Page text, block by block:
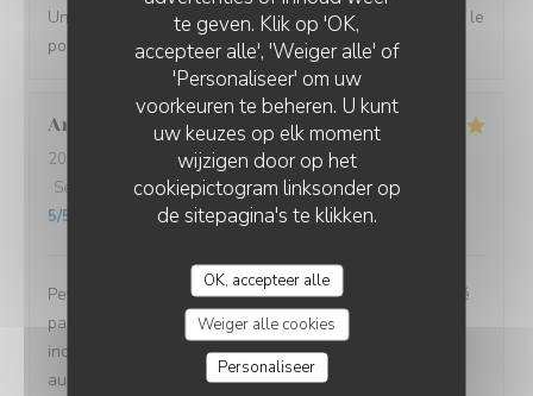
te geven. Klik op 'OK,
accepteer alle', 'Weiger alle' of
'Personaliseer' om uw
voorkeuren te beheren. U kunt
uw keuzes op elk moment
wijzigen door op het
cookiepictogram linksonder op
de sitepagina's te klikken.
OK, accepteer alle
Weiger alle cookies
Personaliseer
Une très bonne halte. Nous nous sommes régalés avec le
poulpe du chef.
Andrea
2026-07-08
- 19:00 - Gasten 2
Service
/5 Atmosfeer:5/5 Keuken: 5/5 Kwaliteit / Prijs
5/5
Petit restaurant à Saint Laurent qui m'a été recommandé
par une amie et on a bien fait d'y aller ! Le poulpe était
incroyablement tendre et délicieux. Le reste du repas
aussi d'ailleurs. Équipe très sympa et la terrasse très